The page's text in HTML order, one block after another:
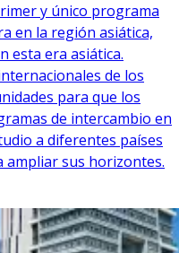
y único programa
en la región asiática,
esta era asiática.
de los
para que los
de intercambio en
a diferentes países
ampliar sus horizontes.